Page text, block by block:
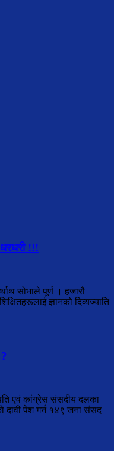
!!!
सोभाले पूर्ण । हजारौ
ज्ञानको दिव्यज्याति
एवं कांग्रेस संसदीय दलका
दावी पेश गर्न १४९ जना संसद